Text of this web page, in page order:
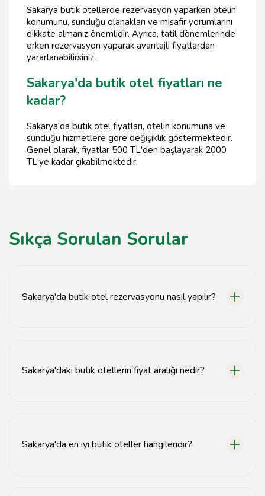
Sakarya butik otellerde rezervasyon yaparken otelin
konumunu, sunduğu olanakları ve misafir yorumlarını
dikkate almanız önemlidir. Ayrıca, tatil dönemlerinde
erken rezervasyon yaparak avantajlı fiyatlardan
yararlanabilirsiniz.
Sakarya'da butik otel fiyatları ne
kadar?
Sakarya'da butik otel fiyatları, otelin konumuna ve
sunduğu hizmetlere göre değişiklik göstermektedir.
Genel olarak, fiyatlar 500 TL'den başlayarak 2000
TL'ye kadar çıkabilmektedir.
Sıkça Sorulan Sorular
Sakarya'da butik otel rezervasyonu nasıl yapılır?
Sakarya'daki butik otellerin fiyat aralığı nedir?
Sakarya'da en iyi butik oteller hangileridir?